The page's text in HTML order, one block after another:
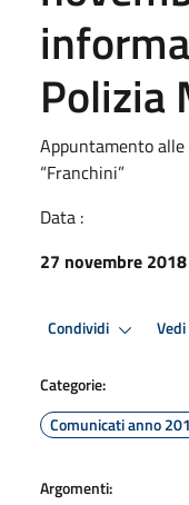
Polizia
Appuntamento
“Franchini”
Data :
27 novembre 2018
Condividi
Categorie:
Comunicati anno
Argomenti: